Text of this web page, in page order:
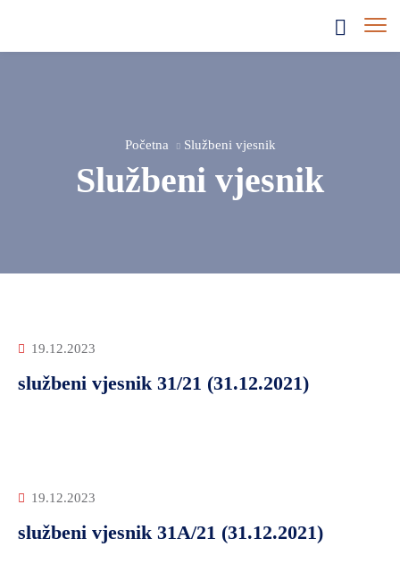
Početna Službeni vjesnik
Službeni vjesnik
19.12.2023
službeni vjesnik 31/21 (31.12.2021)
19.12.2023
službeni vjesnik 31A/21 (31.12.2021)